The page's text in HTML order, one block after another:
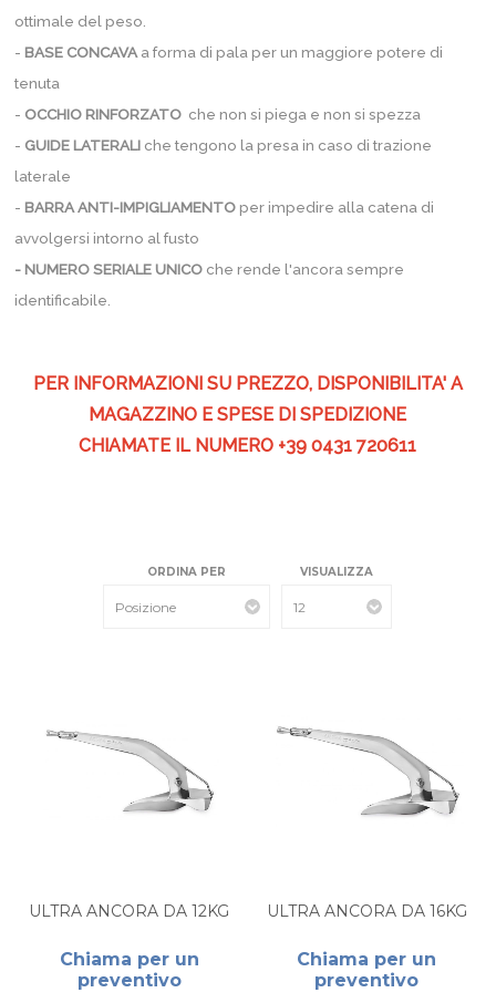
ottimale del peso.
- BASE CONCAVA a forma di pala per un maggiore potere di
tenuta
- OCCHIO RINFORZATO che non si piega e non si spezza
- GUIDE LATERALI che tengono la presa in caso di trazione
laterale
- BARRA ANTI-IMPIGLIAMENTO per impedire alla catena di
avvolgersi intorno al fusto
- NUMERO SERIALE UNICO che rende l'ancora sempre
identificabile.
PER INFORMAZIONI SU PREZZO, DISPONIBILITA' A
MAGAZZINO E SPESE DI SPEDIZIONE
CHIAMATE IL NUMERO +39 0431 720611
ORDINA PER VISUALIZZA
ULTRA ANCORA DA 12KG
Chiama per un
preventivo
ULTRA ANCORA DA 16KG
Chiama per un
preventivo